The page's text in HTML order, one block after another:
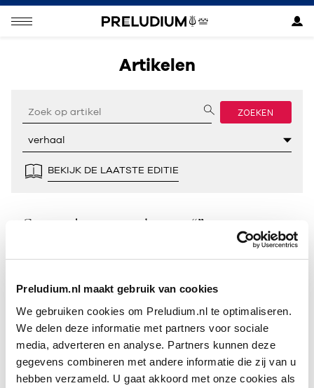
Preludium.nl maakt gebruik van cookies
We gebruiken cookies om Preludium.nl te optimaliseren.
We delen deze informatie met partners voor sociale
media, adverteren en analyse. Partners kunnen deze
gegevens combineren met andere informatie die zij van u
hebben verzameld. U gaat akkoord met onze cookies als
Artikelen
ZOEKEN
BEKIJK DE LAATSTE EDITIE
Geen resultaten gevonden voor “”.